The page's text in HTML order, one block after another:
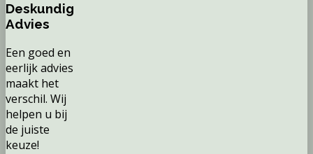
Deskundig
Advies
Een goed en
eerlijk advies
maakt het
verschil. Wij
helpen u bij
de juiste
keuze!